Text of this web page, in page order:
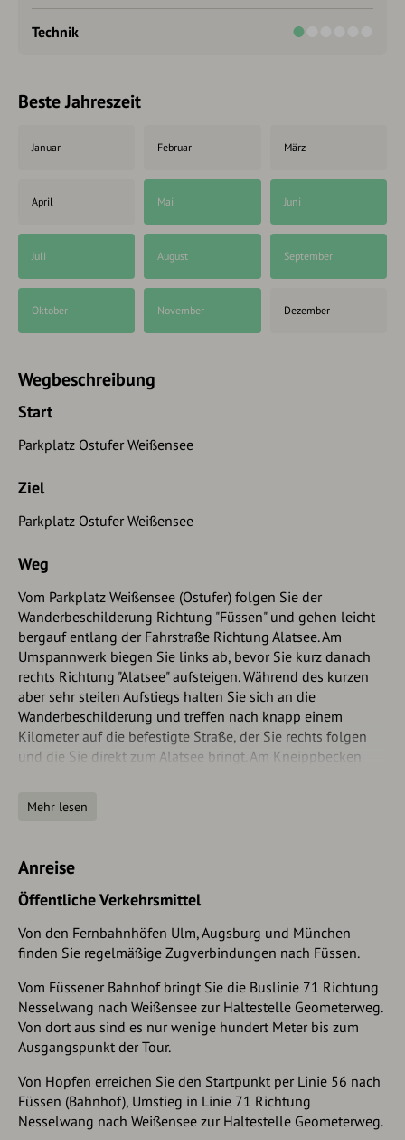
Technik
Beste Jahreszeit
Januar Februar März
April Mai Juni
Juli August September
Oktober November Dezember
Wegbeschreibung
Start
Parkplatz Ostufer Weißensee
Ziel
Parkplatz Ostufer Weißensee
Weg
Vom Parkplatz Weißensee (Ostufer) folgen Sie der
Wanderbeschilderung Richtung "Füssen" und gehen leicht
bergauf entlang der Fahrstraße Richtung Alatsee. Am
Umspannwerk biegen Sie links ab, bevor Sie kurz danach
rechts Richtung "Alatsee" aufsteigen. Während des kurzen
aber sehr steilen Aufstiegs halten Sie sich an die
Wanderbeschilderung und treffen nach knapp einem
Kilometer auf die befestigte Straße, der Sie rechts folgen
und die Sie direkt zum Alatsee bringt. Am Kneippbecken
der asphaltierten Straße zum Ausgangspunkt am
Einkehrmöglichkeit ist das Hotel Restaurant Alatsee.
Mehr lesen
Anreise
Öffentliche Verkehrsmittel
Von den Fernbahnhöfen Ulm, Augsburg und München
finden Sie regelmäßige Zugverbindungen nach Füssen.
Vom Füssener Bahnhof bringt Sie die Buslinie 71 Richtung
Nesselwang nach Weißensee zur Haltestelle Geometerweg.
Von dort aus sind es nur wenige hundert Meter bis zum
Ausgangspunkt der Tour.
Von Hopfen erreichen Sie den Startpunkt per Linie 56 nach
Füssen (Bahnhof), Umstieg in Linie 71 Richtung
Nesselwang nach Weißensee zur Haltestelle Geometerweg.